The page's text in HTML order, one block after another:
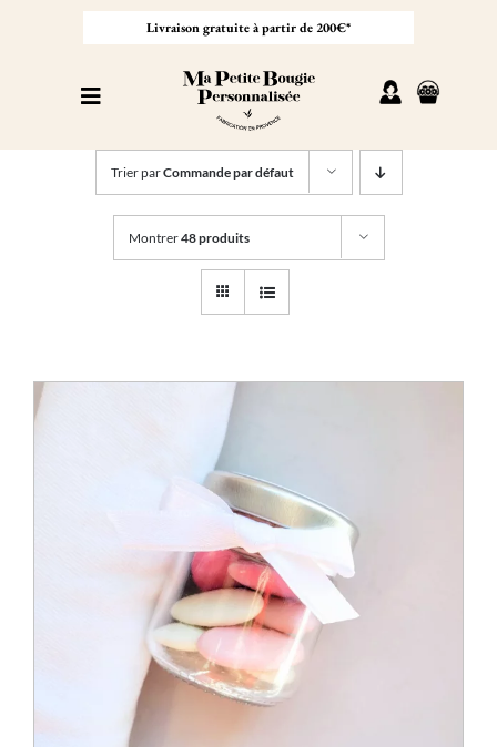
Livraison gratuite à partir de 200€*
Toggle
Personnaliser sa bougie
À propos
Trier parCommande par défaut
Montrer48 produits